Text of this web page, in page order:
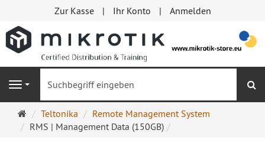
Zur Kasse Ihr Konto Anmelden
Navigation
Startseite
Teltonika
Remote Management System
RMS | Management Data (150GB)